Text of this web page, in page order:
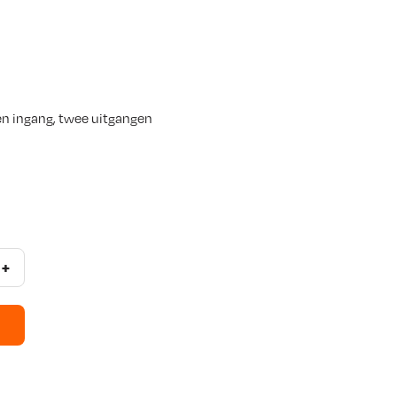
ingang, twee uitgangen
+